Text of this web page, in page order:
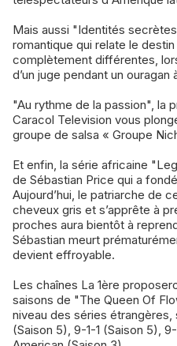
Mais aussi "Identités
romantique qui relate le
complètement différentes,
d’un juge pendant un ouragan
"Au rythme de la passion", la
Caracol Television vous
groupe de salsa « Groupe
Et enfin, la série africaine
de Sébastian Price qui a
Aujourd’hui, le patriarche de
cheveux gris et s’apprête à
proches aura bientôt à
Sébastian meurt
devient effroyable.
Les chaînes La 1ère
saisons de "The Queen Of
niveau des séries
(Saison 5), 9-1-1 (Saison 5),